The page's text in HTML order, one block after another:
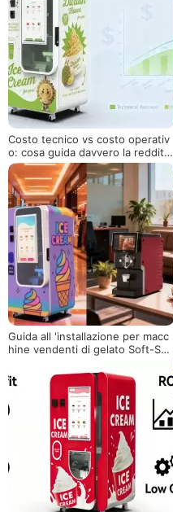
Costo tecnico vs costo operativ
o: cosa guida davvero la redditivi
tà nei distributori di gelato
Guida all 'installazione per macc
hine vendenti di gelato Soft-Ser